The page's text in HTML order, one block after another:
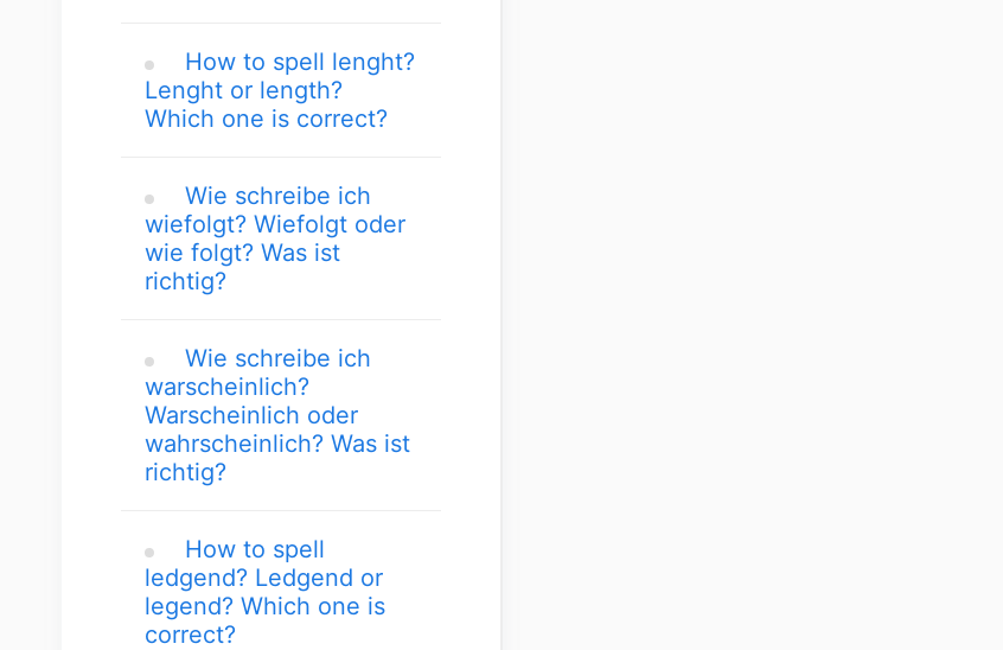
How to spell lenght?
Lenght or length?
Which one is correct?
Wie schreibe ich
wiefolgt? Wiefolgt oder
wie folgt? Was ist
richtig?
Wie schreibe ich
warscheinlich?
Warscheinlich oder
wahrscheinlich? Was ist
richtig?
How to spell
ledgend? Ledgend or
legend? Which one is
correct?